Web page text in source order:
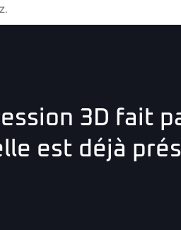
3D fait
est déjà